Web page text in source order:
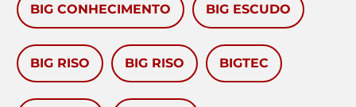
BIG CONHECIMENTO BIG ESCUDO
BIG RISO BIG RISO BIGTEC